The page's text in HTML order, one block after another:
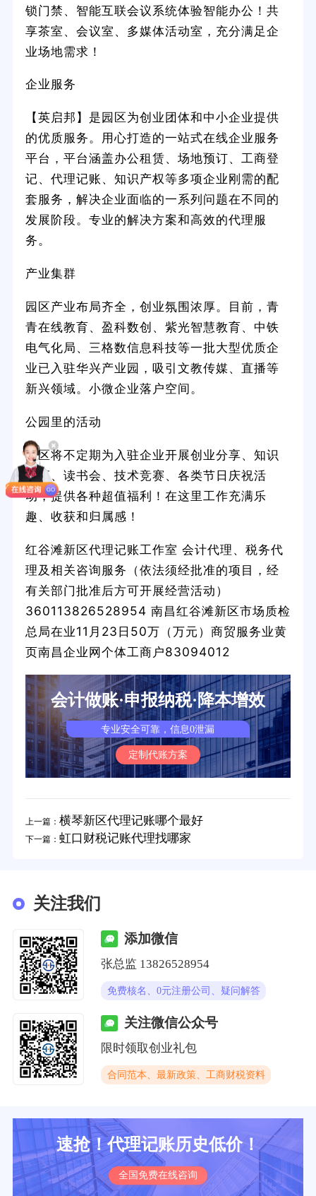
锁门禁、智能互联会议系统体验智能办公！共
享茶室、会议室、多媒体活动室，充分满足企
业场地需求！
企业服务
【英启邦】是园区为创业团体和中小企业提供
的优质服务。用心打造的一站式在线企业服务
平台，平台涵盖办公租赁、场地预订、工商登
记、代理记账、知识产权等多项企业刚需的配
套服务，解决企业面临的一系列问题在不同的
发展阶段。专业的解决方案和高效的代理服
务。
产业集群
园区产业布局齐全，创业氛围浓厚。目前，青
青在线教育、盈科数创、紫光智慧教育、中铁
电气化局、三格数信息科技等一批大型优质企
业已入驻华兴产业园，吸引文教传媒、直播等
新兴领域。小微企业落户空间。
公园里的活动
园区将不定期为入驻企业开展创业分享、知识
讲座、读书会、技术竞赛、各类节日庆祝活
动，提供各种超值福利！在这里工作充满乐
趣、收获和归属感！
红谷滩新区代理记账工作室 会计代理、税务代
理及相关咨询服务（依法须经批准的项目，经
有关部门批准后方可开展经营活动）
360113826528954 南昌红谷滩新区市场质检
总局在业11月23日50万（万元）商贸服务业黄
页南昌企业网个体工商户83094012
会计做账·申报纳税·降本增效
专业安全可靠，信息0泄漏
定制代账方案
上一篇： 横琴新区代理记账哪个最好
下一篇： 虹口财税记账代理找哪家
关注我们
添加微信
张总监 13826528954
免费核名、0元注册公司、疑问解答
关注微信公众号
限时领取创业礼包
合同范本、最新政策、工商财税资料
速抢！代理记账历史低价！
全国免费在线咨询